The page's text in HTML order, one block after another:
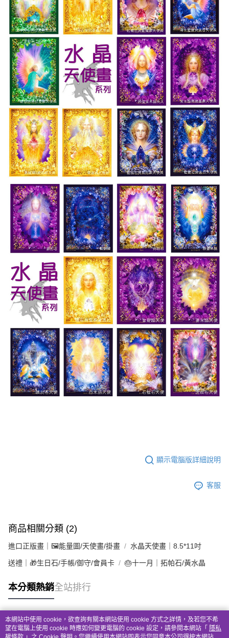
顯示電腦版詳細說明
客服
商品相關分類 (2)
進口正版畫｜🖼️能量圖/天使畫/掛畫 水晶天使畫｜8.5*11吋
送禮｜🎁生日石/手帳/御守/會員卡 🎂十一月｜拓帕石/黃水晶
本分類熱銷全站排行
熱門標籤
本網站中使用 cookie，欲查詢有關本網站使用 cookie 方式之詳情，及若您不希
望在電腦上使用 cookie 時應如何變更電腦的 cookie 設定，請參閱本網站「 隱私